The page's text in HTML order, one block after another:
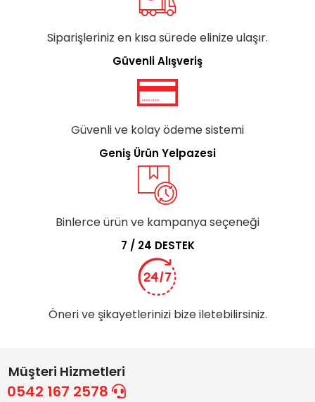
Siparişleriniz en kısa sürede elinize ulaşır.
Güvenli Alışveriş
Güvenli ve kolay ödeme sistemi
Geniş Ürün Yelpazesi
Binlerce ürün ve kampanya seçeneği
7 / 24 DESTEK
Öneri ve şikayetlerinizi bize iletebilirsiniz.
Müşteri Hizmetleri
0542 167 2578